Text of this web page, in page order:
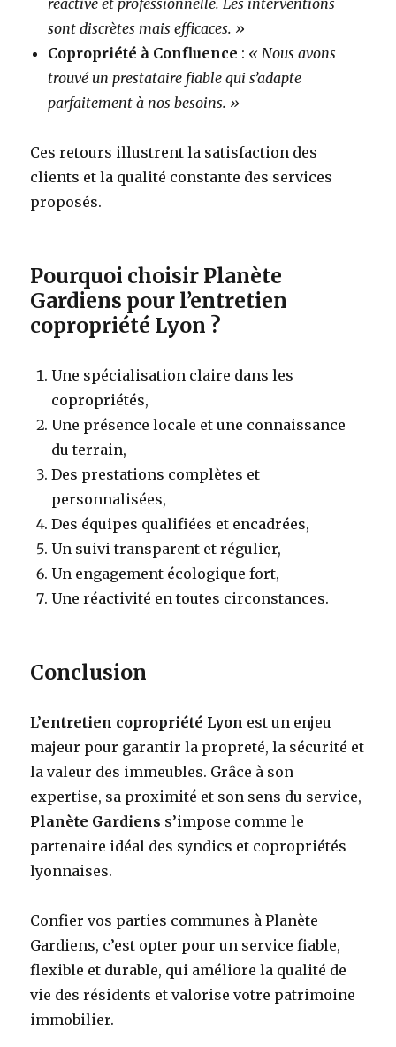
réactive et professionnelle. Les interventions
sont discrètes mais efficaces. »
Copropriété à Confluence : « Nous avons
trouvé un prestataire fiable qui s’adapte
parfaitement à nos besoins. »
Ces retours illustrent la satisfaction des
clients et la qualité constante des services
proposés.
Pourquoi choisir Planète
Gardiens pour l’entretien
copropriété Lyon ?
Une spécialisation claire dans les
copropriétés,
Une présence locale et une connaissance
du terrain,
Des prestations complètes et
personnalisées,
Des équipes qualifiées et encadrées,
Un suivi transparent et régulier,
Un engagement écologique fort,
Une réactivité en toutes circonstances.
Conclusion
L’entretien copropriété Lyon est un enjeu
majeur pour garantir la propreté, la sécurité et
la valeur des immeubles. Grâce à son
expertise, sa proximité et son sens du service,
Planète Gardiens s’impose comme le
partenaire idéal des syndics et copropriétés
lyonnaises.
Confier vos parties communes à Planète
Gardiens, c’est opter pour un service fiable,
flexible et durable, qui améliore la qualité de
vie des résidents et valorise votre patrimoine
immobilier.